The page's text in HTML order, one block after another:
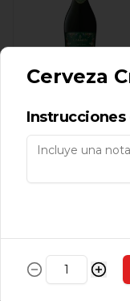
Cerveza
Instrucciones